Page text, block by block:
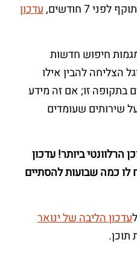
7 חודשים,
עדכון
חיפוש חדשות
הצליחה להבין אילו
בתקופה זו; אם זה מידע
שירותים שעומדים
ביותר! עדכון
לו כמה שבועות להסתיים
עדכון הליבה של ינואר